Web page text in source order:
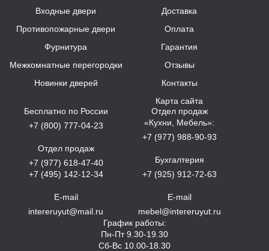
Входные двери
Противопожарные двери
Фурнитура
Межкомнатные перегородки
Новинки дверей
Доставка
Оплата
Гарантия
Отзывы
Контакты
Карта сайта
Бесплатно по России
+7 (800) 777-04-23
Отдел продаж
+7 (977) 618-47-40
+7 (495) 142-12-34
E-mail
intereruyut@mail.ru
Отдел продаж
«Кухни, Мебель»:
+7 (977) 988-90-93
Бухгалтерия
+7 (925) 912-72-63
E-mail
mebel@intereruyut.ru
График работы:
Пн-Пт 9.30-19.30
Сб-Вс 10.00-18.30